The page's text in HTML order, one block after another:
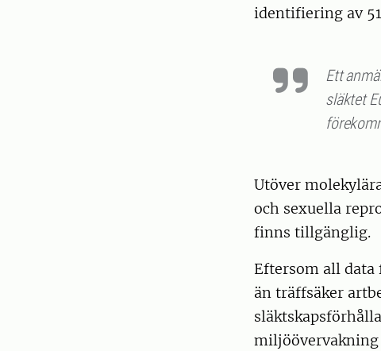
identifiering av
Ett
släktet
Utöver
och sexuella
finns tillgänglig.
Eftersom all
än träffsäker